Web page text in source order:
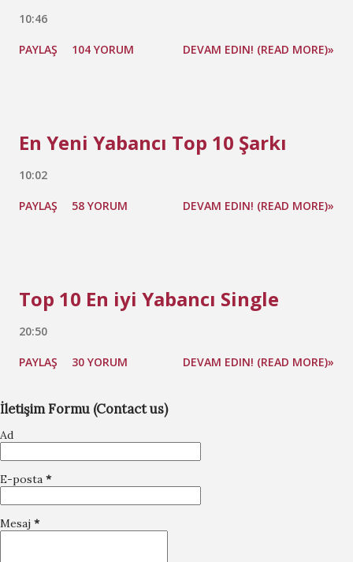
10:46
PAYLAŞ 104 YORUM DEVAM EDIN! (READ MORE)»
En Yeni Yabancı Top 10 Şarkı
10:02
PAYLAŞ 58 YORUM DEVAM EDIN! (READ MORE)»
Top 10 En iyi Yabancı Single
20:50
PAYLAŞ 30 YORUM DEVAM EDIN! (READ MORE)»
İletişim Formu (Contact us)
Ad
E-posta *
Mesaj *